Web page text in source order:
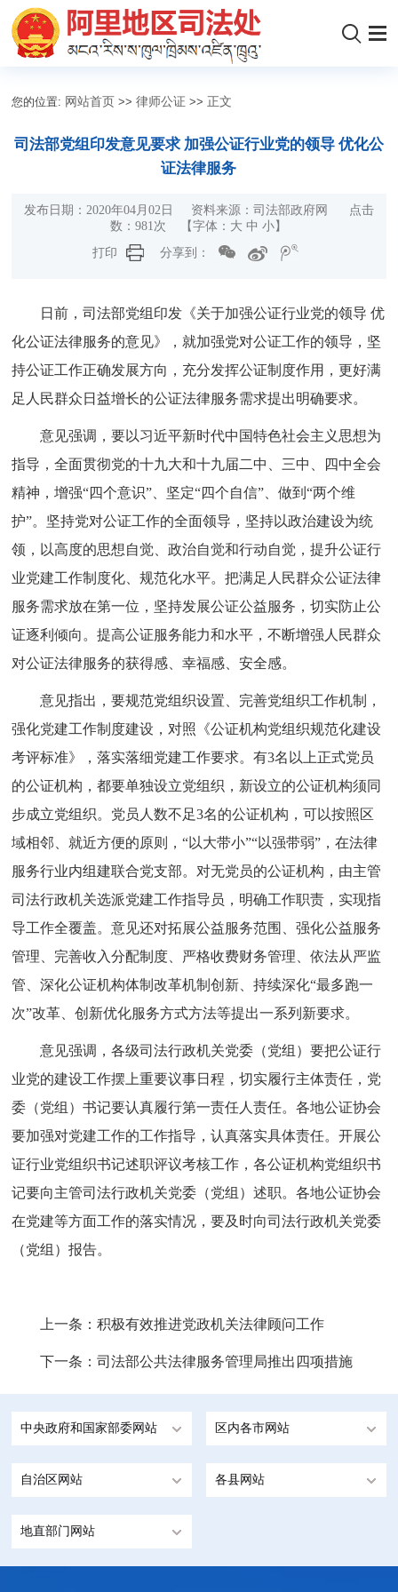
您的位置: 网站首页 >>律师公证 >> 正文
司法部党组印发意见要求 加强公证行业党的领导 优化公
证法律服务
发布日期：2020年04月02日 资料来源：司法部政府网 点击
数：981 次 【字体： 大 中 小 】
打印
分享到：
日前，司法部党组印发《关于加强公证行业党的领导 优
化公证法律服务的意见》，就加强党对公证工作的领导，坚
持公证工作正确发展方向，充分发挥公证制度作用，更好满
足人民群众日益增长的公证法律服务需求提出明确要求。
意见强调，要以习近平新时代中国特色社会主义思想为
指导，全面贯彻党的十九大和十九届二中、三中、四中全会
精神，增强“四个意识”、坚定“四个自信”、做到“两个维
护”。坚持党对公证工作的全面领导，坚持以政治建设为统
领，以高度的思想自觉、政治自觉和行动自觉，提升公证行
业党建工作制度化、规范化水平。把满足人民群众公证法律
服务需求放在第一位，坚持发展公证公益服务，切实防止公
证逐利倾向。提高公证服务能力和水平，不断增强人民群众
对公证法律服务的获得感、幸福感、安全感。
意见指出，要规范党组织设置、完善党组织工作机制，
强化党建工作制度建设，对照《公证机构党组织规范化建设
考评标准》，落实落细党建工作要求。有3名以上正式党员
的公证机构，都要单独设立党组织，新设立的公证机构须同
步成立党组织。党员人数不足3名的公证机构，可以按照区
域相邻、就近方便的原则，“以大带小”“以强带弱”，在法律
服务行业内组建联合党支部。对无党员的公证机构，由主管
司法行政机关选派党建工作指导员，明确工作职责，实现指
导工作全覆盖。意见还对拓展公益服务范围、强化公益服务
管理、完善收入分配制度、严格收费财务管理、依法从严监
管、深化公证机构体制改革机制创新、持续深化“最多跑一
次”改革、创新优化服务方式方法等提出一系列新要求。
意见强调，各级司法行政机关党委（党组）要把公证行
业党的建设工作摆上重要议事日程，切实履行主体责任，党
委（党组）书记要认真履行第一责任人责任。各地公证协会
要加强对党建工作的工作指导，认真落实具体责任。开展公
证行业党组织书记述职评议考核工作，各公证机构党组织书
记要向主管司法行政机关党委（党组）述职。各地公证协会
在党建等方面工作的落实情况，要及时向司法行政机关党委
（党组）报告。
上一条：积极有效推进党政机关法律顾问工作
下一条：司法部公共法律服务管理局推出四项措施
中央政府和国家部委网站 区内各市网站
自治区网站 各县网站
地直部门网站